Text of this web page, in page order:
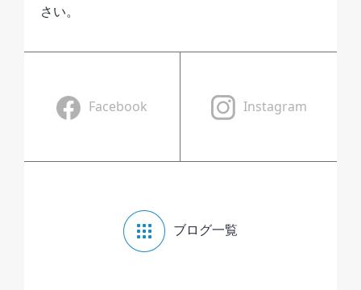
さい。
Facebook Instagram
ブログ一覧